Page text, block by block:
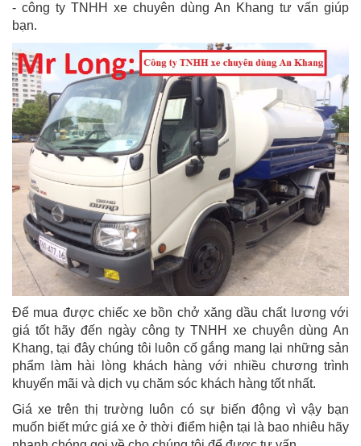
- công ty TNHH xe chuyên dùng An Khang tư vấn giúp
bạn.
Để mua được chiếc xe bồn chở xăng dầu chất lương với
giá tốt hãy đến ngày công ty TNHH xe chuyên dùng An
Khang, tại đây chúng tôi luôn cố gắng mang lại những sản
phẩm làm hài lòng khách hàng với nhiều chương trình
khuyến mãi và dịch vụ chăm sóc khách hàng tốt nhất.
Giá xe trên thị trường luôn có sự biến động vì vậy bạn
muốn biết mức giá xe ở thời điểm hiện tại là bao nhiêu hãy